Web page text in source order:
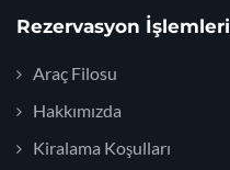
Rezervasyon İşlemleri
Araç Filosu
Hakkımızda
Kiralama Koşulları